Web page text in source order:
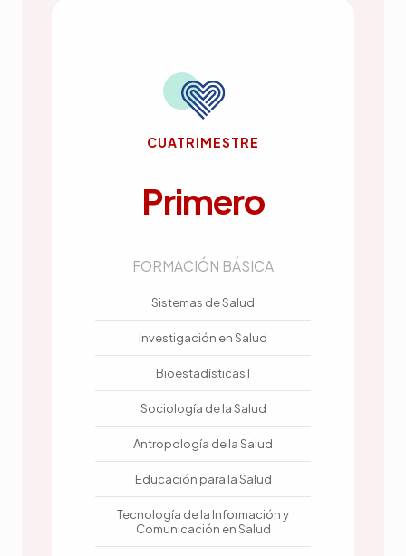
CUATRIMESTRE
Primero
FORMACIÓN BÁSICA
Sistemas de Salud
Investigación en Salud
Bioestadísticas I
Sociología de la Salud
Antropología de la Salud
Educación para la Salud
Tecnología de la Información y
Comunicación en Salud